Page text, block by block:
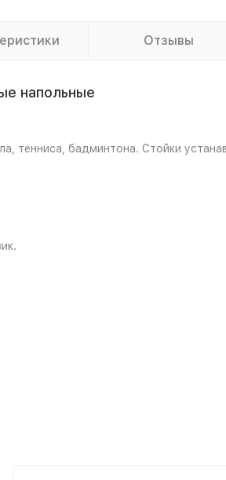
Отзывы
напольные
тенниса, бадминтона. Стойки